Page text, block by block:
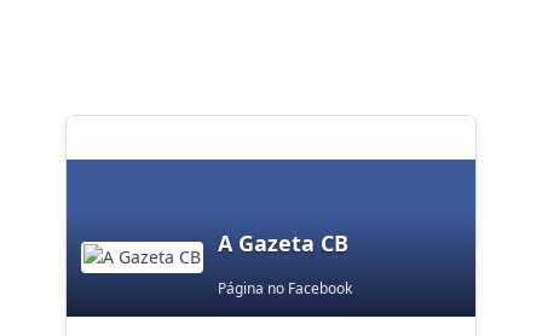
A Gazeta CB
Página no Facebook